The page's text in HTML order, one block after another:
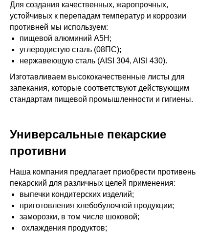
Для создания качественных, жаропрочных,
устойчивых к перепадам температур и коррозии
противней мы используем:
пищевой алюминий А5Н;
углеродистую сталь (08ПС);
нержавеющую сталь (AISI 304, AISI 430).
Изготавливаем высококачественные листы для
запекания, которые соответствуют действующим
стандартам пищевой промышленности и гигиены.
Универсальные пекарские
противни
Наша компания предлагает приобрести противень
пекарский для различных целей применения:
выпечки кондитерских изделий;
приготовления хлебобулочной продукции;
заморозки, в том числе шоковой;
охлаждения продуктов;